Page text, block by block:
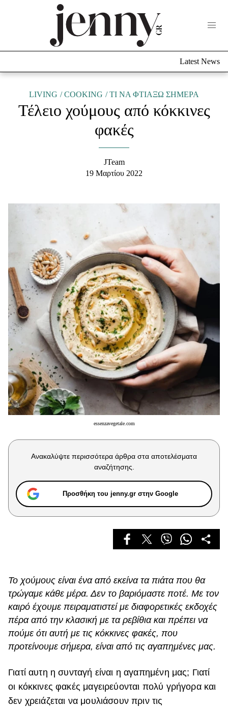
Culture
Fashion
Μακιγιάζ
Beauty News
Well being
Ψυχολογία
Υγεία + Διατροφή
Σχέσεις & Σεξ
Fitness
Woman Power
Parenting
Working Girl
Real Women
Πρόσωπα
Celebrities
Who
True Stories
Ask the Guru
Living
Deco
Cooking
Green
ΒΟΞ
Latest News
LIVING COOKING TΙ ΝΑ ΦΤΙΑΞΩ ΣΗΜΕΡΑ
Τέλειο χούμους από κόκκινες
φακές
JTeam
19 Μαρτίου 2022
essenzavegetale.com
Ανακαλύψτε περισσότερα άρθρα στα αποτελέσματα
αναζήτησης.
Προσθήκη του jenny.gr στην Google
Το χούμους είναι ένα από εκείνα τα πιάτα που θα
τρώγαμε κάθε μέρα. Δεν το βαριόμαστε ποτέ. Με τον
καιρό έχουμε πειραματιστεί με διαφορετικές εκδοχές
πέρα ​​από την κλασική με τα ρεβίθια και πρέπει να
πούμε ότι αυτή με τις κόκκινες φακές, που
προτείνουμε σήμερα, είναι από τις αγαπημένες μας.
Γιατί αυτη η συνταγή είναι η αγαπημένη μας; Γιατί
οι κόκκινες φακές μαγειρεύονται πολύ γρήγορα και
δεν χρειάζεται να μουλιάσουν πριν τις